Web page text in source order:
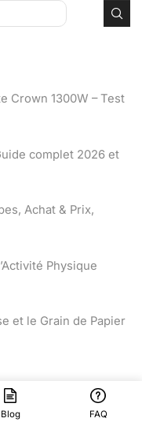
Crown 1300W – Test
complet 2026 et
Achat & Prix,
Physique
et le Grain de Papier
Blog FAQ